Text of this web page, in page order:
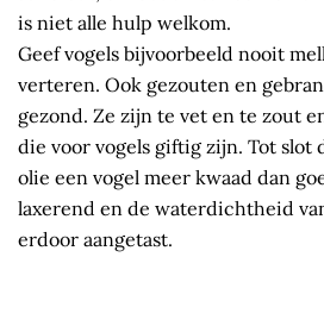
is niet alle hulp welkom.
Geef vogels bijvoorbeeld nooit
verteren. Ook gezouten en
gezond. Ze zijn te vet en te zout
die voor vogels giftig zijn. Tot slot
olie een vogel meer kwaad dan
laxerend en de waterdichtheid
erdoor aangetast.